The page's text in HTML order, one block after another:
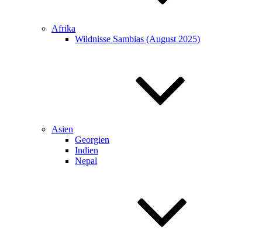
Afrika
Wildnisse Sambias (August 2025)
Asien
Georgien
Indien
Nepal